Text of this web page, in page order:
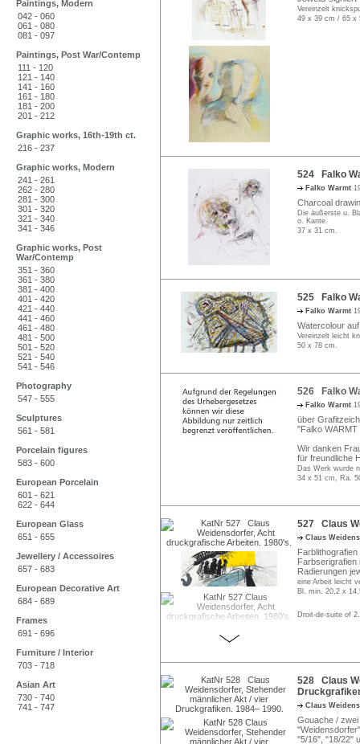
Paintings, Modern
042 - 060
061 - 080
081 - 097
Paintings, Post War/Contemp
111 - 120
121 - 140
141 - 160
161 - 180
181 - 200
201 - 212
Graphic works, 16th-19th ct.
216 - 237
Graphic works, Modern
241 - 261
262 - 280
281 - 300
301 - 320
321 - 340
341 - 346
Graphic works, Post
War/Contemp
351 - 360
361 - 380
381 - 400
401 - 420
421 - 440
441 - 460
461 - 480
481 - 500
501 - 520
521 - 540
541 - 546
Photography
547 - 555
Sculptures
561 - 581
Porcelain figures
583 - 600
European Porcelain
601 - 621
622 - 644
European Glass
651 - 655
Jewellery / Accessoires
657 - 683
European Decorative Art
684 - 689
Frames
691 - 696
Furniture / Interior
703 - 718
Asian Art
730 - 740
741 - 747
Vereinzelt
49 x 39 cm / 65 x
524 Falko
Falko Warmt
Charcoal
Die äußerste u.
o. Kante.
37 x 31 cm.
525 Falko
Falko Warmt
Watercolour
Vereinzelt leicht
50 x 78 cm.
526 Falko
Falko Warmt
über
"Falko
Wir danken
für freundliche
Das Werk wurde
34 x 51 cm, Ra.
527 Claus
Claus
Farbserigrafien
Radierungen
eine Arbeit leicht
Bl. min. 20,2 x
Droit-de-suite of
528 Claus
Claus
Gouache / zwei
"5/16", "18/22"